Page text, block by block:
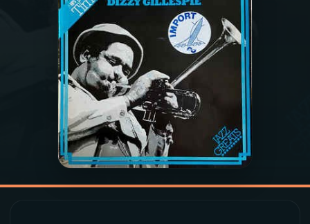
PROGRAMAÇÃO
PROGRAMAS
PODCASTS
VIDEOCASTS
07ÚLTIMAS